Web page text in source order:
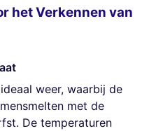
het Verkennen van
weer, waarbij de
met de
De temperaturen